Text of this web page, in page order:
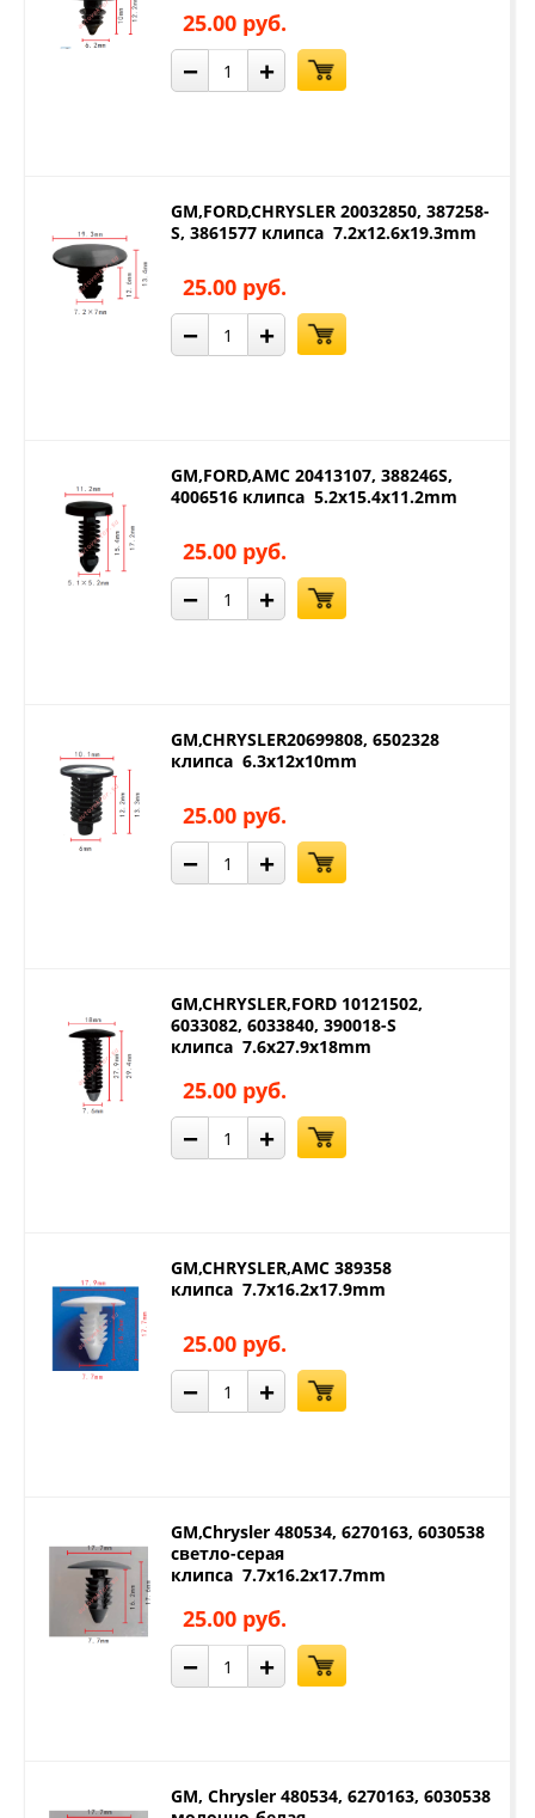
25.00 руб.
− +
GM,FORD,CHRYSLER 20032850, 387258-
S, 3861577 клипса 7.2x12.6x19.3mm
25.00 руб.
− +
GM,FORD,AMC 20413107, 388246S,
4006516 клипса 5.2x15.4x11.2mm
25.00 руб.
− +
GM,CHRYSLER20699808, 6502328
клипса 6.3x12x10mm
25.00 руб.
− +
GM,CHRYSLER,FORD 10121502,
6033082, 6033840, 390018-S
клипса 7.6x27.9x18mm
25.00 руб.
− +
GM,CHRYSLER,AMC 389358
клипса 7.7x16.2x17.9mm
25.00 руб.
− +
GM,Chrysler 480534, 6270163, 6030538
светло-серая
клипса 7.7x16.2x17.7mm
25.00 руб.
− +
GM, Chrysler 480534, 6270163, 6030538